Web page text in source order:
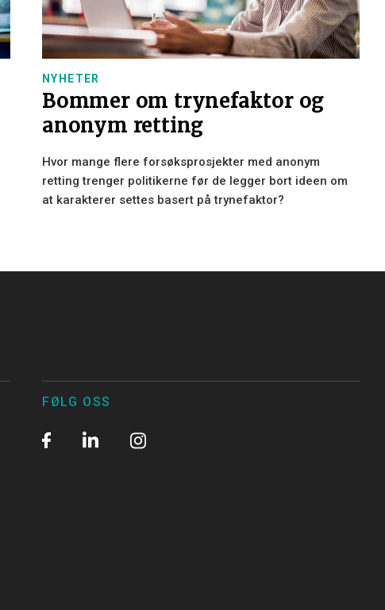
NYHETER
Bommer om trynefaktor og
anonym retting
Hvor mange flere forsøksprosjekter med anonym
retting trenger politikerne før de legger bort ideen om
at karakterer settes basert på trynefaktor?
FØLG OSS